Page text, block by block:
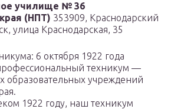
училище № 36
(НПТ) 353909, Краснодарский
улица Краснодарская, 35
6 октября 1922 года
техникум —
образовательных учреждений
1922 году, наш техникум